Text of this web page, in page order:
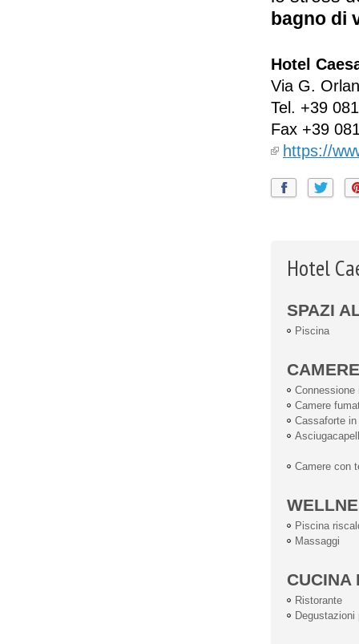
bagno di
Hotel
Via G.
Tel. +39
Fax +39
https://
Hotel
SPAZI
Piscina
CAMERE
Connessione
Camere
Cassaforte
Camere con
Piscina
Massaggi
CUCINA
Ristorante